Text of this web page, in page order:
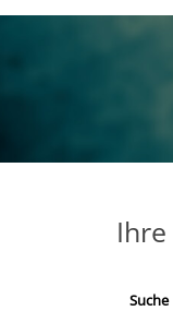
Suche